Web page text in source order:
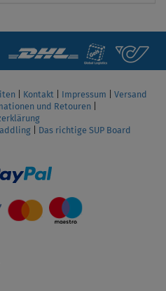
Kontakt Impressum
Versand
und Retouren
Das richtige SUP Board